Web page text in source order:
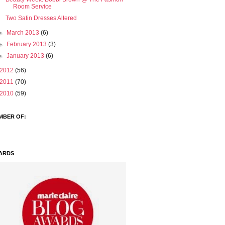
Room Service
Two Satin Dresses Altered
March 2013(6)
February 2013(3)
January 2013(6)
2012 (56)
2011 (70)
2010 (59)
OF: